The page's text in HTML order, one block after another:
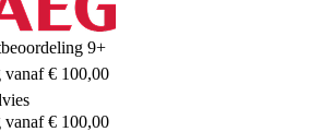
9+
vanaf € 100,00
vanaf € 100,00